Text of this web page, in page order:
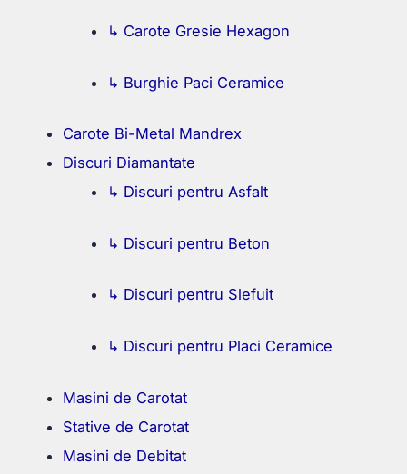
↳ Carote Gresie Hexagon
↳ Burghie Paci Ceramice
Carote Bi-Metal Mandrex
Discuri Diamantate
↳ Discuri pentru Asfalt
↳ Discuri pentru Beton
↳ Discuri pentru Slefuit
↳ Discuri pentru Placi Ceramice
Masini de Carotat
Stative de Carotat
Masini de Debitat